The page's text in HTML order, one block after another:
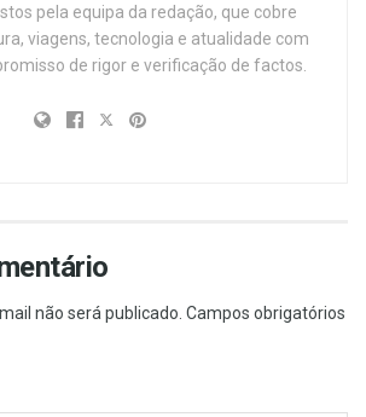
pela equipa da redação, que cobre
viagens, tecnologia e atualidade com
de rigor e verificação de factos.
não será publicado. Campos obrigatórios